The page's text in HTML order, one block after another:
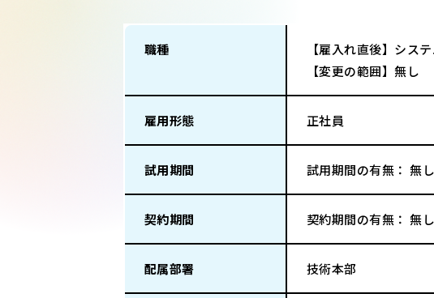
職種
【雇入れ直後】シス
【変更の範囲】無し
雇用形態 正社員
試用期間 試用期間の有無： 無し
契約期間 契約期間の有無： 無し
配属部署 技術本部